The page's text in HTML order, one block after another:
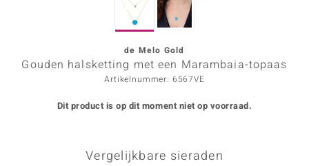
Designs
de Melo Gold
Gouden halsketting met een Marambaia-topaas
Artikelnummer: 6567VE
Dit product is op dit moment niet op voorraad.
Vergelijkbare sieraden